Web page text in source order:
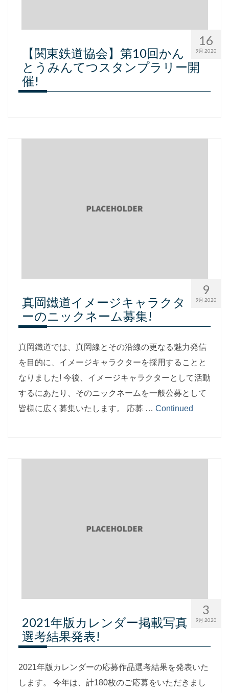
16
9月 2020
【関東鉄道協会】第10回かん
とうみんてつスタンプラリー開
催!
9
9月 2020
真岡鐵道イメージキャラクタ
ーのニックネーム募集!
真岡鐵道では、真岡線とその沿線の更なる魅力発信
を目的に、イメージキャラクターを採用することと
なりました! 今後、イメージキャラクターとして活動
するにあたり、そのニックネームを一般公募として
皆様に広く募集いたします。 応募 … Continued
3
9月 2020
2021年版カレンダー掲載写真
選考結果発表!
2021年版カレンダーの応募作品選考結果を発表いた
します。 今年は、計180枚のご応募をいただきまし